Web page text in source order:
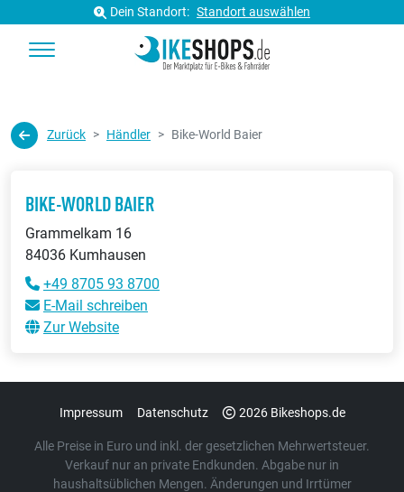
Dein Standort: Standort auswählen
Zurück Händler Bike-World Baier
BIKE-WORLD BAIER
Grammelkam 16
84036 Kumhausen
+49 8705 93 8700
E-Mail schreiben
Zur Website
Impressum Datenschutz 2026 Bikeshops.de
Alle Preise in Euro und inkl. der gesetzlichen Mehrwertsteuer.
Verkauf nur an private Endkunden. Abgabe nur in
haushaltsüblichen Mengen. Änderungen und Irrtümer